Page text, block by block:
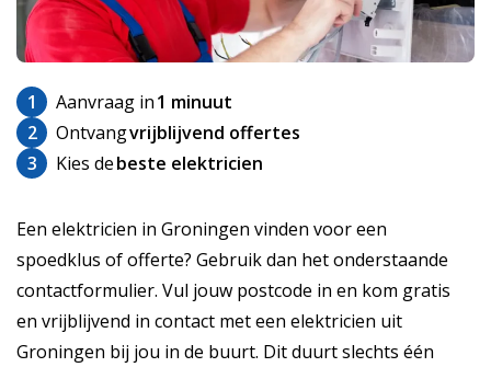
1 Aanvraag in1 minuut
2
Ontvangvrijblijvend offertes
3
Kies debeste elektricien
Een elektricien in Groningen vinden voor een
spoedklus of offerte? Gebruik dan het onderstaande
contactformulier. Vul jouw postcode in en kom gratis
en vrijblijvend in contact met een elektricien uit
Groningen bij jou in de buurt. Dit duurt slechts één